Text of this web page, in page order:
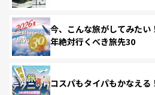
今、こんな旅がしてみた
年絶対行くべき旅先30
コスパもタイパもかなえる